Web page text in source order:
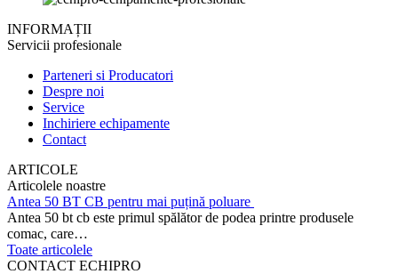
INFORMAȚII
Servicii profesionale
Parteneri si Producatori
Despre noi
Service
Inchiriere echipamente
Contact
ARTICOLE
Articolele noastre
Antea 50 BT CB pentru mai puțină poluare
Antea 50 bt cb este primul spălător de podea printre produsele
comac, care…
Toate articolele
CONTACT ECHIPRO